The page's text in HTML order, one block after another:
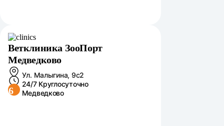
Ветклиника ЗооПорт
Медведково
Ул. Малыгина, 9с2
24/7 Круглосуточно
6 Медведково